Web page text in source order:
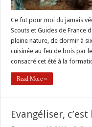
Ce fut pour moi du jamais
Scouts et Guides de France
pleine nature, de dormir à
cuisinée au feu de bois par
consacré cet été à la
Read More »
Evangéliser,